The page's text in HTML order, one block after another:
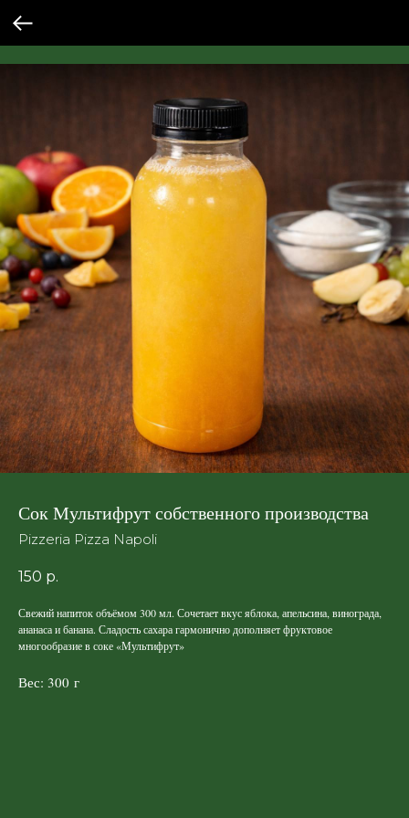
Сок Мультифрут собственного производства
Pizzeria Pizza Napoli
150 р.
Свежий напиток объёмом 300 мл. Сочетает вкус яблока, апельсина, винограда,
ананаса и банана. Сладость сахара гармонично дополняет фруктовое
многообразие в соке «Мультифрут»
Вес: 300 г